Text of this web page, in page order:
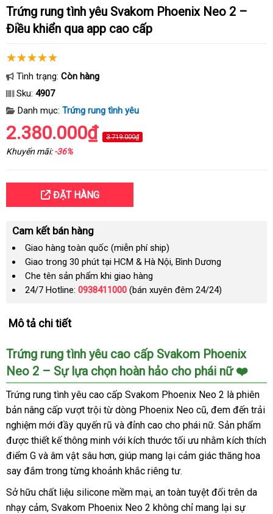
Trứng rung tình yêu Svakom Phoenix Neo 2 –
Điều khiển qua app cao cấp
Tình trạng: Còn hàng
Sku: 4907
Danh mục: Trứng rung tình yêu
2.380.000₫ 3.719.000₫
Khuyến mãi:-36%
ĐẶT HÀNG
Cam kết bán hàng
Giao hàng toàn quốc (miễn phí ship)
Giao trong 30 phút tại HCM & Hà Nội, Bình Dương
Che tên sản phẩm khi giao hàng
24/7 Hotline: 0938411000 (bán xuyên đêm 24/24)
Mô tả chi tiết
Trứng rung tình yêu cao cấp Svakom Phoenix
Neo 2 – Sự lựa chọn hoàn hảo cho phái nữ ❤️
Trứng rung tình yêu cao cấp Svakom Phoenix Neo 2 là phiên
bản nâng cấp vượt trội từ dòng Phoenix Neo cũ, đem đến trải
nghiệm mới đầy quyến rũ và đỉnh cao cho phái nữ. Sản phẩm
được thiết kế thông minh với kích thước tối ưu nhằm kích thích
điểm G và âm vật sâu hơn, giúp mang lại cảm giác thăng hoa
say đắm trong từng khoảnh khắc riêng tư.
Sở hữu chất liệu silicone mềm mại, an toàn tuyệt đối trên da
nhạy cảm, Svakom Phoenix Neo 2 không chỉ mang lại sự